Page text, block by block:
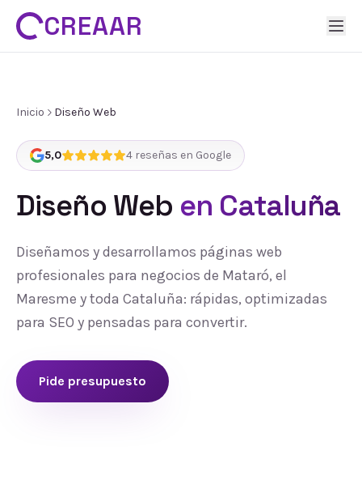
CREAAR
Inicio Diseño Web
5,0 4 reseñas en Google
Diseño Web en Cataluña
Diseñamos y desarrollamos páginas web
profesionales para negocios de Mataró, el
Maresme y toda Cataluña: rápidas, optimizadas
para SEO y pensadas para convertir.
Pide presupuesto